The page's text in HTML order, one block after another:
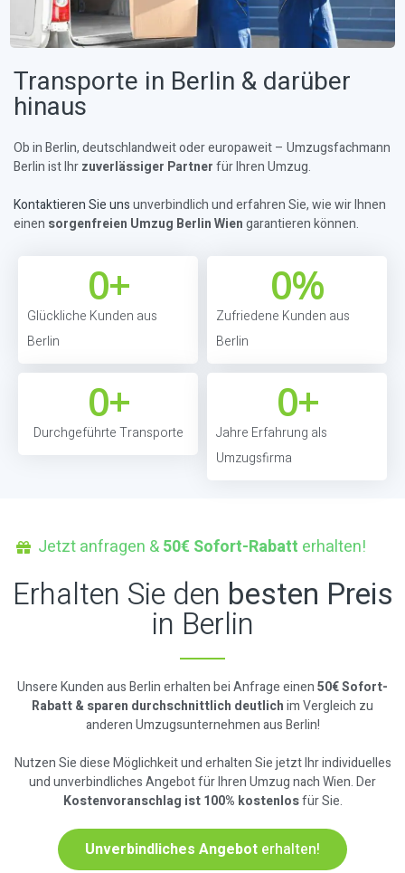
Transporte in Berlin & darüber
hinaus
Ob in Berlin, deutschlandweit oder europaweit – Umzugsfachmann
Berlin ist Ihrzuverlässiger Partnerfür Ihren Umzug.
Kontaktieren Sie unsunverbindlich und erfahren Sie, wie wir Ihnen
einen sorgenfreien Umzug Berlin Wiengarantieren können.
Glückliche Kunden aus
Berlin
0+
Zufriedene Kunden aus
Berlin
0%
Durchgeführte Transporte
0+
Jahre Erfahrung als
Umzugsfirma
0+
Jetzt anfragen &50€ Sofort-Rabatt erhalten!
Erhalten Sie den besten Preis
in Berlin
Unsere Kunden aus Berlin erhalten bei Anfrage einen50€ Sofort-
Rabatt & sparen durchschnittlich deutlichim Vergleich zu
anderen Umzugsunternehmen aus Berlin!
Nutzen Sie diese Möglichkeit und erhalten Sie jetzt Ihr individuelles
und unverbindliches Angebot für Ihren Umzug nach Wien. Der
Kostenvoranschlag ist 100% kostenlosfür Sie.
Unverbindliches Angebot erhalten!